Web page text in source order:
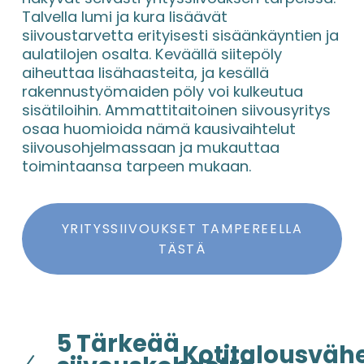
Talvella lumi ja kura lisäävät
siivoustarvetta erityisesti sisäänkäyntien ja
aulatilojen osalta. Keväällä siitepöly
aiheuttaa lisähaasteita, ja kesällä
rakennustyömaiden pöly voi kulkeutua
sisätiloihin. Ammattitaitoinen siivousyritys
osaa huomioida nämä kausivaihtelut
siivousohjelmassaan ja mukauttaa
toimintaansa tarpeen mukaan.
YRITYSSIIVOUKSET TAMPEREELLA
TÄSTÄ
E
5 Tärkeää S